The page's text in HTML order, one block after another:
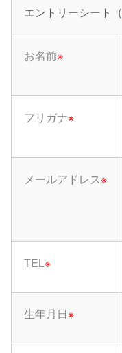
エントリーシート（
お名前※
フリガナ※
メールアドレス※
TEL※
生年月日※